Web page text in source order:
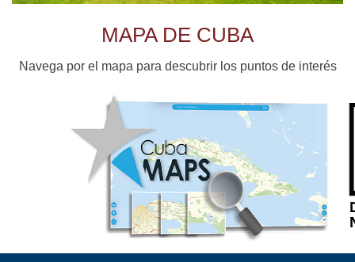
MAPA DE CUBA
Navega por el mapa para descubrir los puntos de interés